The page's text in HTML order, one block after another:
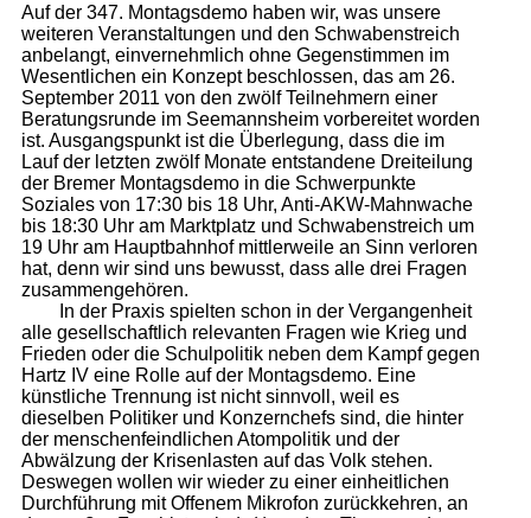
Auf der 347. Montagsdemo haben wir, was unsere
weiteren Veranstaltungen und den Schwabenstreich
anbelangt, einvernehmlich ohne Gegenstimmen im
Wesentlichen ein Konzept beschlossen, das am 26.
September 2011 von den zwölf Teilnehmern einer
Beratungsrunde im Seemannsheim vorbereitet worden
ist. Ausgangspunkt ist die Überlegung, dass die im
Lauf der letzten zwölf Monate entstandene Dreiteilung
der Bremer Montagsdemo in die Schwerpunkte
Soziales von 17:30 bis 18 Uhr, Anti-AKW-Mahnwache
bis 18:30 Uhr am Marktplatz und Schwabenstreich um
19 Uhr am Hauptbahnhof mittlerweile an Sinn verloren
hat, denn wir sind uns bewusst, dass alle drei Fragen
zusammengehören.
In der Praxis spielten schon in der Vergangenheit
alle gesellschaftlich relevanten Fragen wie Krieg und
Frieden oder die Schulpolitik neben dem Kampf gegen
Hartz IV eine Rolle auf der Montagsdemo. Eine
künstliche Trennung ist nicht sinnvoll, weil es
dieselben Politiker und Konzernchefs sind, die hinter
der menschenfeindlichen Atompolitik und der
Abwälzung der Krisenlasten auf das Volk stehen.
Deswegen wollen wir wieder zu einer einheitlichen
Durchführung mit Offenem Mikrofon zurückkehren, an